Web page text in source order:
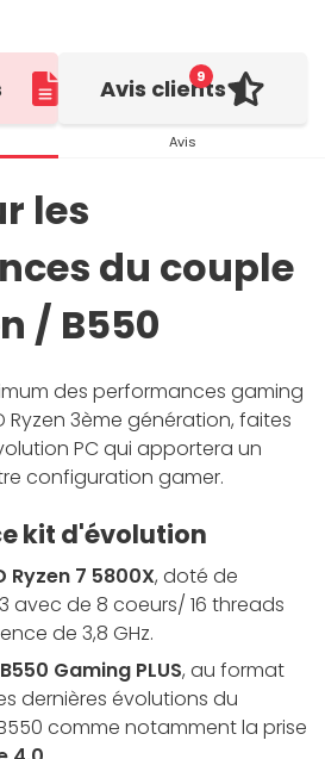
9
Avis clients
Avis
les
du couple
/ B550
des performances gaming
Ryzen 3ème génération, faites
PC qui apportera un
configuration gamer.
kit d'évolution
Ryzen 7 5800X, doté de
avec de 8 coeurs/ 16 threads
de 3,8 GHz.
Gaming PLUS, au format
dernières évolutions du
comme notamment la prise